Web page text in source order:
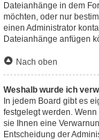
Dateianhänge in dem
möchten, oder nur
einen Administrator
Dateianhänge anfügen
Nach oben
Weshalb wurde ich
In jedem Board gibt es
festgelegt werden.
sie Ihnen eine
Entscheidung der